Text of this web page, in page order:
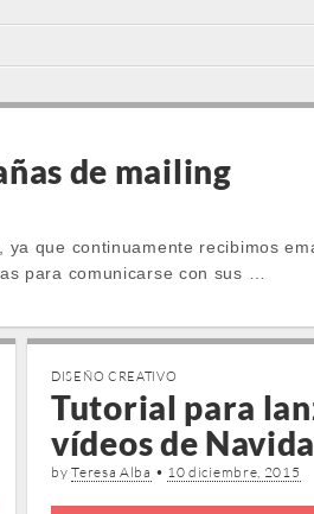
de mailing
que continuamente recibimos
para comunicarse con sus …
DISEÑO CREATIVO
Tutorial para
vídeos de
byTeresa Alba • 10 diciembre, 2015